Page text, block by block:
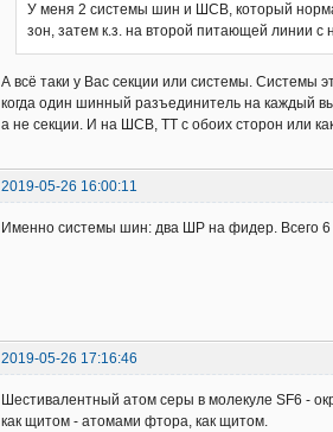
У меня 2 системы шин и ШСВ, который
зон, затем к.з. на второй питающей линии
А всё таки у Вас секции или системы. Системы
когда один шинный разъединитель на каждый
а не секции. И на ШСВ, ТТ с обоих сторон или
2019-05-26 16:00:11
Именно системы шин: два ШР на фидер. Всего
2019-05-26 17:16:46
Шестивалентный атом серы в молекуле SF6 -
как щитом - атомами фтора, как щитом.